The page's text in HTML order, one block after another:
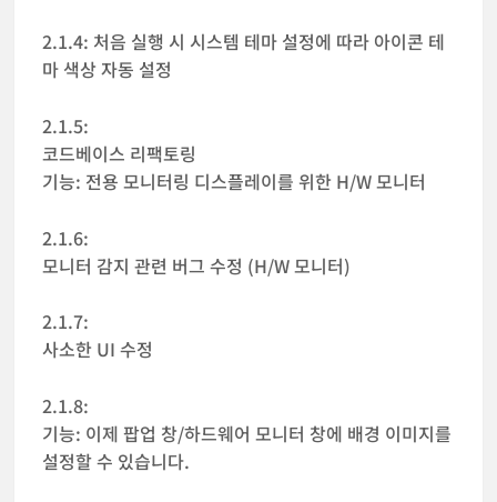
2.1.4: 처음 실행 시 시스템 테마 설정에 따라 아이콘 테
마 색상 자동 설정
2.1.5:
코드베이스 리팩토링
기능: 전용 모니터링 디스플레이를 위한 H/W 모니터
2.1.6:
모니터 감지 관련 버그 수정 (H/W 모니터)
2.1.7:
사소한 UI 수정
2.1.8:
기능: 이제 팝업 창/하드웨어 모니터 창에 배경 이미지를
설정할 수 있습니다.